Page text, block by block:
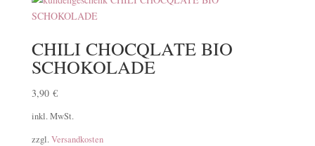
CHILI CHOCQLATE BIO
SCHOKOLADE
3,90 €
inkl. MwSt.
zzgl. Versandkosten